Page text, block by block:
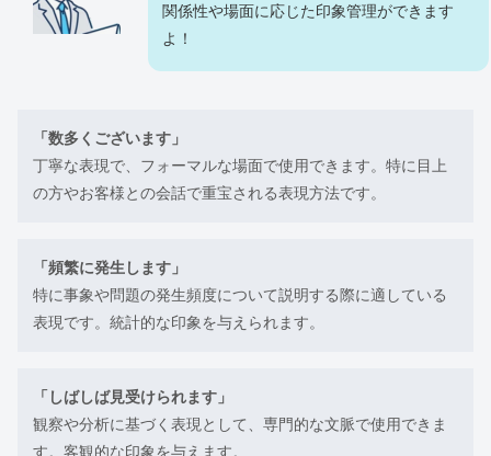
関係性や場面に応じた印象管理ができます
よ！
「数多くございます」
丁寧な表現で、フォーマルな場面で使用できます。特に目上
の方やお客様との会話で重宝される表現方法です。
「頻繁に発生します」
特に事象や問題の発生頻度について説明する際に適している
表現です。統計的な印象を与えられます。
「しばしば見受けられます」
観察や分析に基づく表現として、専門的な文脈で使用できま
す。客観的な印象を与えます。